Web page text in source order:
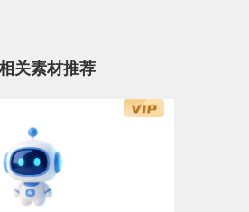
关素材推荐